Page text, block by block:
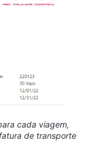
cada viagem,
de transporte